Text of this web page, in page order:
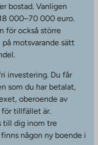
bostad. Vanligen
000–70 000 euro.
för också större
motsvarande sätt
investering. Du får
som du har betalat,
oberoende av
för tillfället är.
till dig inom tre
någon ny boende i